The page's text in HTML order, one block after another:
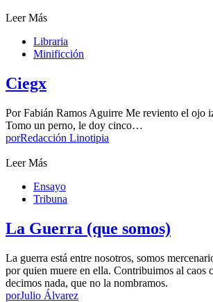
Leer Más
Libraria
Minificción
Ciegx
Por Fabián Ramos Aguirre Me reviento el ojo
Tomo un perno, le doy cinco…
porRedacción Linotipia
Leer Más
Ensayo
Tribuna
La Guerra (que somos)
La guerra está entre nosotros, somos
por quien muere en ella. Contribuimos al caos
decimos nada, que no la nombramos.
porJulio Álvarez